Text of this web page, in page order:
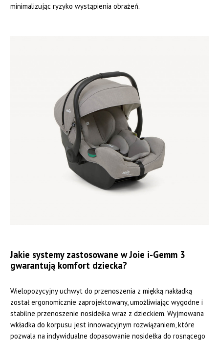
minimalizując ryzyko wystąpienia obrażeń.
Jakie systemy zastosowane w Joie i-Gemm 3
gwarantują komfort dziecka?
Wielopozycyjny uchwyt do przenoszenia z miękką nakładką
został ergonomicznie zaprojektowany, umożliwiając wygodne i
stabilne przenoszenie nosidełka wraz z dzieckiem. Wyjmowana
wkładka do korpusu jest innowacyjnym rozwiązaniem, które
pozwala na indywidualne dopasowanie nosidełka do rosnącego